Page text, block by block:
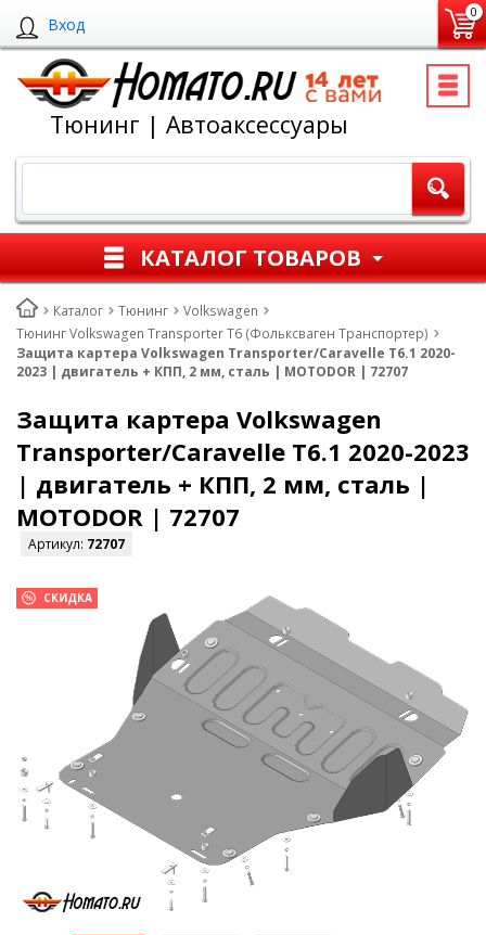
Вход
0
Тюнинг | Автоаксессуары
КАТАЛОГ ТОВАРОВ
Каталог Тюнинг
Volkswagen
Тюнинг Volkswagen Transporter T6 (Фольксваген Транспортер)
Защита картера Volkswagen Transporter/Caravelle T6.1 2020-
2023 | двигатель + КПП, 2 мм, сталь | MOTODOR | 72707
Защита картера Volkswagen
Transporter/Caravelle T6.1 2020-2023
| двигатель + КПП, 2 мм, сталь |
MOTODOR | 72707
Артикул: 72707
СКИДКА